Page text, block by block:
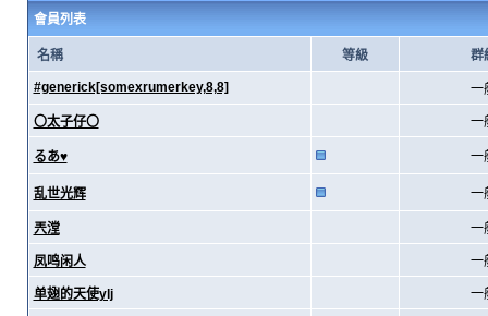
會員列表
名稱 等級 群
#generick[somexrumerkey,8,8] 一
〇太子仔〇 一
るあ♥ 一
乱世光辉 一
兲漟 一
凤鸣闲人 一
单翅的天使ylj 一